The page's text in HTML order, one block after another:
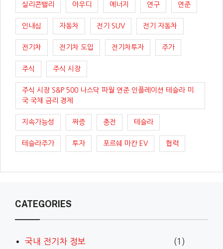
실리콘밸리 아우디 에너지 연구 연준
인내심 자동차 전기 SUV 전기 자동차
전기차 전기차 도입 전기차투자 주가
주식 주식 시장
주식 시장 S&P 500 나스닥 파월 연준 인플레이션 테슬라 미
국 국채 금리 경제
지속가능성 짜증 충전 테슬라
테슬라주가 투자 포르쉐 마칸 EV 협력
CATEGORIES
국내 전기차 정보 (1)